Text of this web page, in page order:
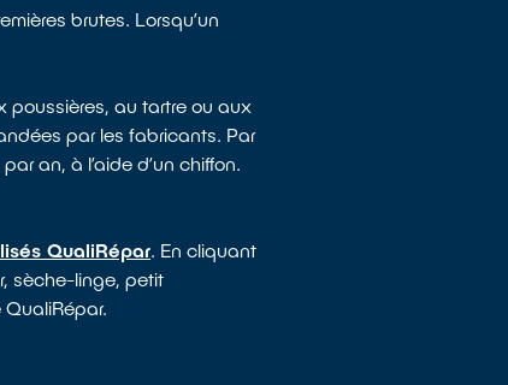
brutes. Lorsqu’un
poussières, au tartre ou aux
par les fabricants. Par
an, à l’aide d’un chiffon.
QualiRépar. En cliquant
sèche-linge, petit